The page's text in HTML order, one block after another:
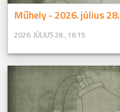
Műhely - 2026. július 28.
2026. JÚLIUS 28., 16:15